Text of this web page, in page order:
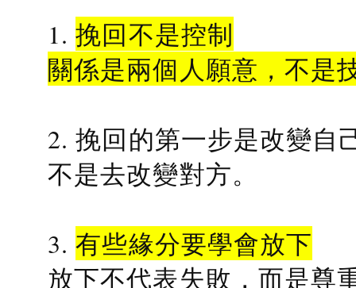
1.挽回不是控制
關係是兩個人願意，不是
2. 挽回的第一步是改變自
不是去改變對方。
3.有些緣分要學會放下
放下不代表失敗，而是尊